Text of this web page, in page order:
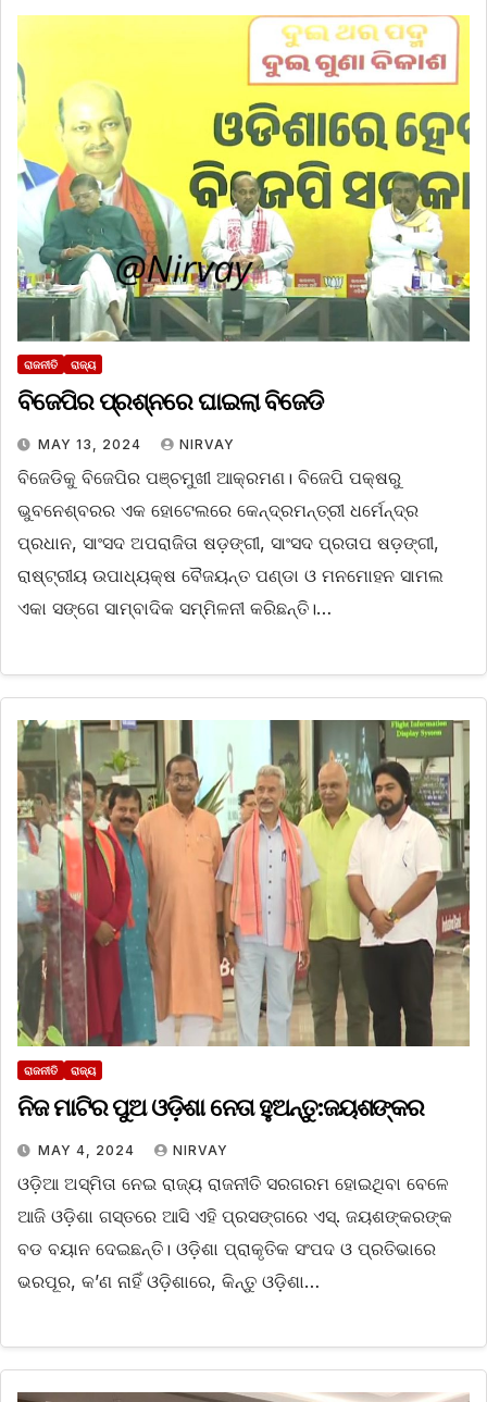
ରାଜନୀତି ରାଜ୍ୟ
ବିଜେପିର ପ୍ରଶ୍ନରେ ଘାଇଲା ବିଜେଡି
MAY 13, 2024 NIRVAY
ବିଜେଡିକୁ ବିଜେପିର ପଞ୍ଚମୁଖୀ ଆକ୍ରମଣ। ବିଜେପି ପକ୍ଷରୁ
ଭୁବନେଶ୍ବରର ଏକ ହୋଟେଲରେ କେନ୍ଦ୍ରମନ୍ତ୍ରୀ ଧର୍ମେନ୍ଦ୍ର
ପ୍ରଧାନ, ସାଂସଦ ଅପରାଜିତା ଷଡ଼ଙ୍ଗୀ, ସାଂସଦ ପ୍ରତାପ ଷଡ଼ଙ୍ଗୀ,
ରାଷ୍ଟ୍ରୀୟ ଉପାଧ୍ୟକ୍ଷ ବୈଜୟନ୍ତ ପଣ୍ଡା ଓ ମନମୋହନ ସାମଲ
ଏକା ସଙ୍ଗେ ସାମ୍ବାଦିକ ସମ୍ମିଳନୀ କରିଛନ୍ତି।…
ରାଜନୀତି ରାଜ୍ୟ
ନିଜ ମାଟିର ପୁଅ ଓଡ଼ିଶା ନେତା ହୁଅନ୍ତୁ:ଜୟଶଙ୍କର
MAY 4, 2024 NIRVAY
ଓଡ଼ିଆ ଅସ୍ମିତା ନେଇ ରାଜ୍ୟ ରାଜନୀତି ସରଗରମ ହୋଇଥିବା ବେଳେ
ଆଜି ଓଡ଼ିଶା ଗସ୍ତରେ ଆସି ଏହି ପ୍ରସଙ୍ଗରେ ଏସ୍‌. ଜୟଶଙ୍କରଙ୍କ
ବଡ ବୟାନ ଦେଇଛନ୍ତି। ଓଡ଼ିଶା ପ୍ରାକୃତିକ ସଂପଦ ଓ ପ୍ରତିଭାରେ
ଭରପୂର, କ’ଣ ନାହିଁ ଓଡ଼ିଶାରେ, କିନ୍ତୁ ଓଡ଼ିଶା…